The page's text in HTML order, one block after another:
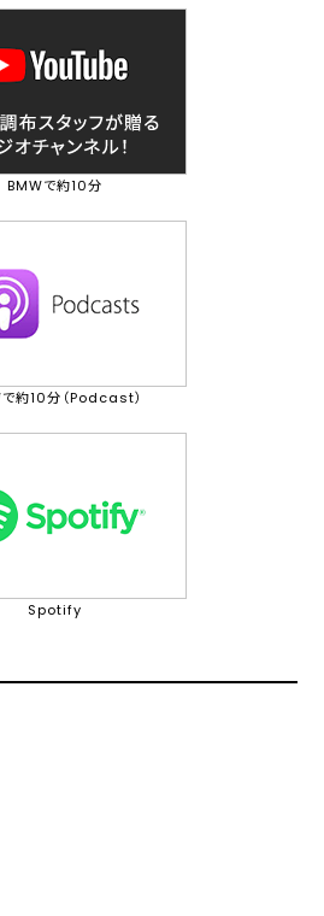
BMWで約10分
約10分（Podcast）
Spotify